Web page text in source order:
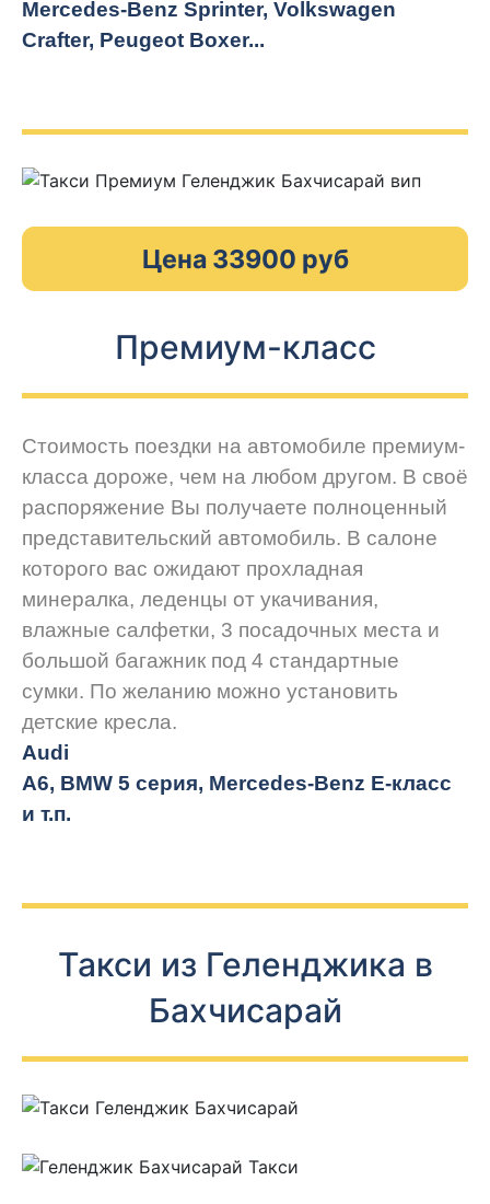
Mercedes-Benz Sprinter, Volkswagen
Crafter, Peugeot Boxer...
Цена 33900 руб
Премиум-класс
Стоимость поездки на автомобиле премиум-
класса дороже, чем на любом другом. В своё
распоряжение Вы получаете полноценный
представительский автомобиль. В салоне
которого вас ожидают прохладная
минералка, леденцы от укачивания,
влажные салфетки, 3 посадочных места и
большой багажник под 4 стандартные
сумки. По желанию можно установить
детские кресла.
Audi
A6, BMW 5 серия, Mercedes-Benz E-класс
и т.п.
Такси из Геленджика в
Бахчисарай